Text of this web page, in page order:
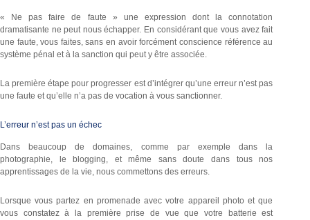
« Ne pas faire de faute » une expression dont la connotation
dramatisante ne peut nous échapper. En considérant que vous avez fait
une faute, vous faites, sans en avoir forcément conscience référence au
système pénal et à la sanction qui peut y être associée.
La première étape pour progresser est d’intégrer qu’une erreur n’est pas
une faute et qu’elle n’a pas de vocation à vous sanctionner.
L’erreur n’est pas un échec
Dans beaucoup de domaines, comme par exemple dans la
photographie, le blogging, et même sans doute dans tous nos
apprentissages de la vie, nous commettons des erreurs.
Lorsque vous partez en promenade avec votre appareil photo et que
vous constatez à la première prise de vue que votre batterie est